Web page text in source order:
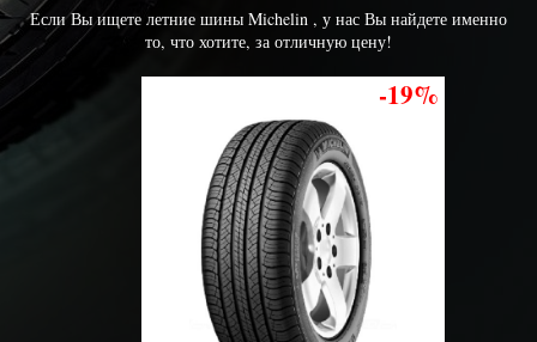
Если Вы ищете летние шины Michelin , у нас Вы найдете именно
то, что хотите, за отличную цену!
-19%